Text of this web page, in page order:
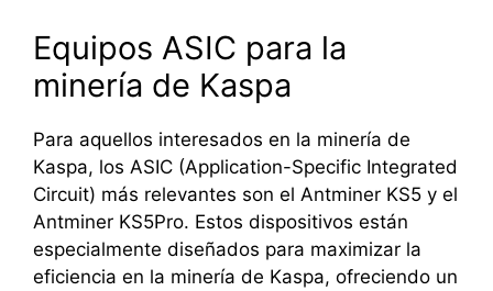
Equipos ASIC para la
minería de Kaspa
Para aquellos interesados en la minería de
Kaspa, los ASIC (Application-Specific Integrated
Circuit) más relevantes son el Antminer KS5 y el
Antminer KS5Pro. Estos dispositivos están
especialmente diseñados para maximizar la
eficiencia en la minería de Kaspa, ofreciendo un